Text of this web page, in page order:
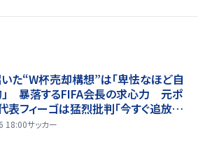
た“W杯売却構想”は「卑怯なほど自
」 暴落するFIFA会長の求心力 元ポ
表フィーゴは猛烈批判「今すぐ追放す
18:00サッカー